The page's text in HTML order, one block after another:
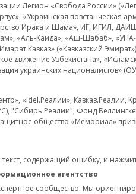
Легион «Свобода России»
«Украинская повстанческая
Ирака и Шама», ИГ, ИГИЛ,
«Аль-Каида», «Аш-Шабаб»,
Кавказ» («Кавказский
движение Узбекистана»,
украинских националистов»
«Idel.Реалии»,
"Сибирь.Реалии", Фонд
общество «Мемориал»
содержащий ошибку, и
агентство
сообщество. Мы